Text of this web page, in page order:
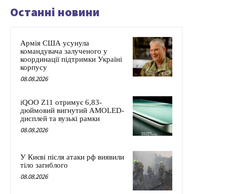
Останні новини
Армія США усунула
командувача залученого у
координації підтримки Україні
корпусу
08.08.2026
iQOO Z11 отримує 6,83-
дюймовий вигнутий AMOLED-
дисплей та вузькі рамки
08.08.2026
У Києві після атаки рф виявили
тіло загиблого
08.08.2026